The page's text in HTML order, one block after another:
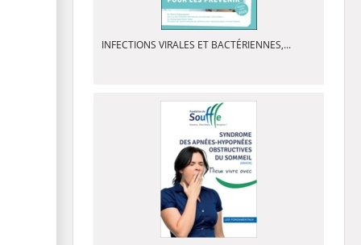
INFECTIONS VIRALES ET BACTÉRIENNES,...